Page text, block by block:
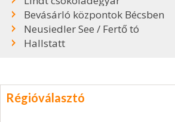
Bevásárló központok Bécsben
Neusiedler See / Fertő tó
Hallstatt
Régióválasztó